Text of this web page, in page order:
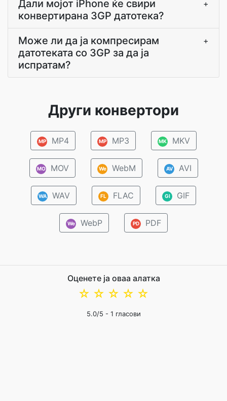
Дали мојот iPhone ќе свири
конвертирана 3GP датотека?
+
Може ли да ја компресирам
датотеката со 3GP за да ја
испратам?
+
Други конвертори
MP MP4 MP MP3 MK MKV
MO MOV We WebM AV AVI
WA WAV FL FLAC GI GIF
We WebP PD PDF
Оценете ја оваа алатка
☆
☆
☆
☆
☆
5.0/5 - 1 гласови